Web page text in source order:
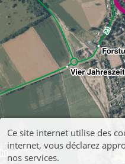
Ce site internet utilise des
internet, vous déclarez
nos services.